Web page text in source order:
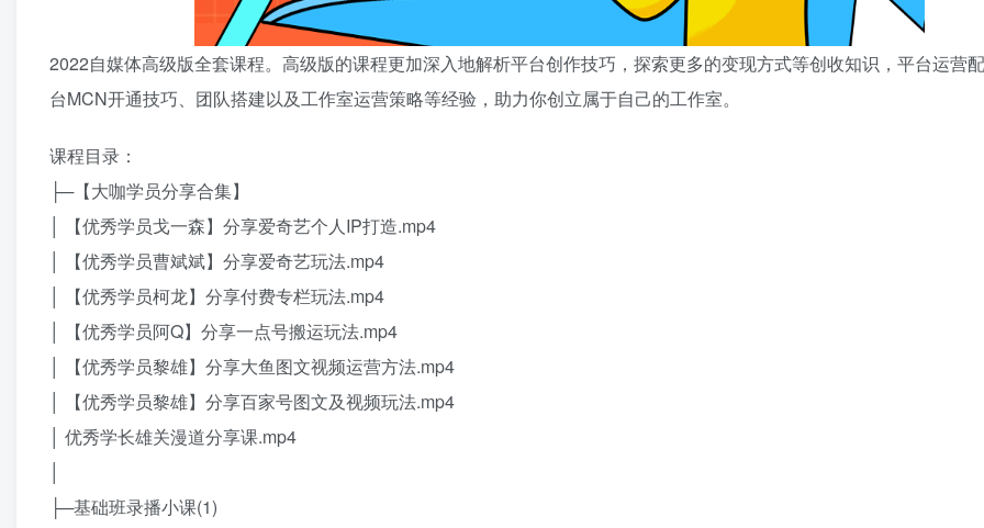
2022自媒体高级版全套课程。高级版的课程更加深入地解析平台创作技巧，探索更多的变现方式等创收知识，平台运营
台MCN开通技巧、团队搭建以及工作室运营策略等经验，助力你创立属于自己的工作室。
课程目录：
├─【大咖学员分享合集】
│ 【优秀学员戈一森】分享爱奇艺个人IP打造.mp4
│ 【优秀学员曹斌斌】分享爱奇艺玩法.mp4
│ 【优秀学员柯龙】分享付费专栏玩法.mp4
│ 【优秀学员阿Q】分享一点号搬运玩法.mp4
│ 【优秀学员黎雄】分享大鱼图文视频运营方法.mp4
│ 【优秀学员黎雄】分享百家号图文及视频玩法.mp4
│ 优秀学长雄关漫道分享课.mp4
├─基础班录播小课(1)